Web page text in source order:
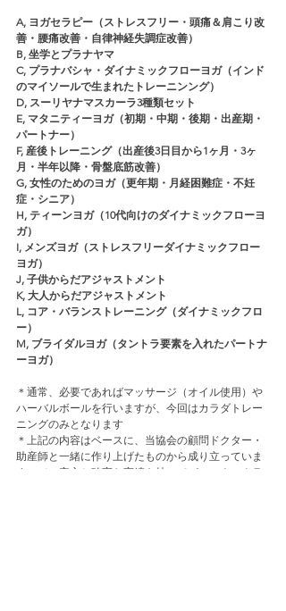
A, ヨガセラピー（ストレスフリー・頭痛＆肩こり改
善・腰痛改善・自律神経失調症改善）
B, 坐学とプラナヤマ
C, プラナバシャ・ダイナミックフローヨガ（インド
のマイソールで生まれたトレーニンング）
D, スーリヤナマスカーラ3種類セット
E, マタニティーヨガ（初期・中期・後期・出産期・
パートナー）
F, 産後トレーニング（出産後3日目から1ヶ月・3ヶ
月・半年以降・骨盤底筋改善）
G, 女性のためのヨガ（更年期・月経困難症・不妊
症・シニア）
H, ティーンヨガ（10代向けのダイナミックフローヨ
ガ）
I, メンズヨガ（ストレスフリーダイナミックフロー
ヨガ）
J, 子供からだアジャストメント
K, 大人からだアジャストメント
L, コア・バランストレーニング（ダイナミックフロ
ー）
M, ブライダルヨガ（タントラ要素を入れたパートナ
ーヨガ）
＊通常、必要であればマッサージ（オイル使用）や
ハーバルボールを行いますが、今回はカラダトレー
ニングのみとなります
＊上記の内容はベースに、当協会の顧問ドクター・
助産師と一緒に作り上げたものから成り立っていま
すので、安心と確実な実績を持ってパーソナルクラ